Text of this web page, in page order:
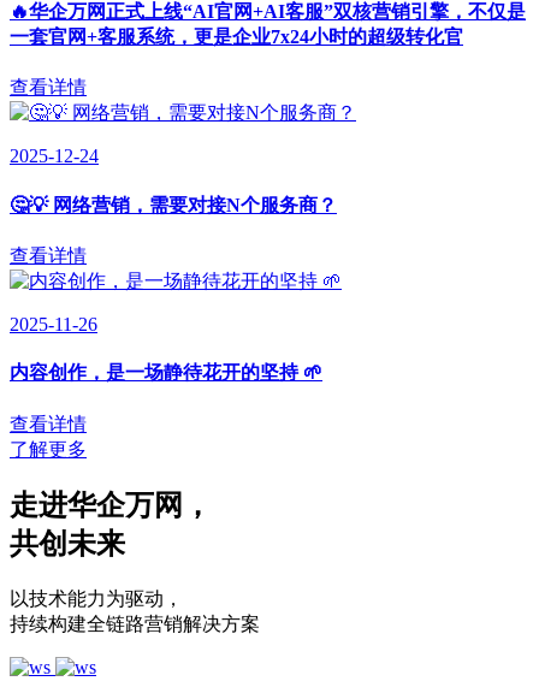
🔥华企万网正式上线“AI官网+AI客服”双核营销引擎，不仅是
一套官网+客服系统，更是企业7x24小时的超级转化官
查看详情
2025-12-24
🤔💡 网络营销，需要对接N个服务商？
查看详情
2025-11-26
内容创作，是一场静待花开的坚持 🌱
查看详情
了解更多
走进华企万网 ，
共创未来
以技术能力为驱动 ，
持续构建全链路营销解决方案